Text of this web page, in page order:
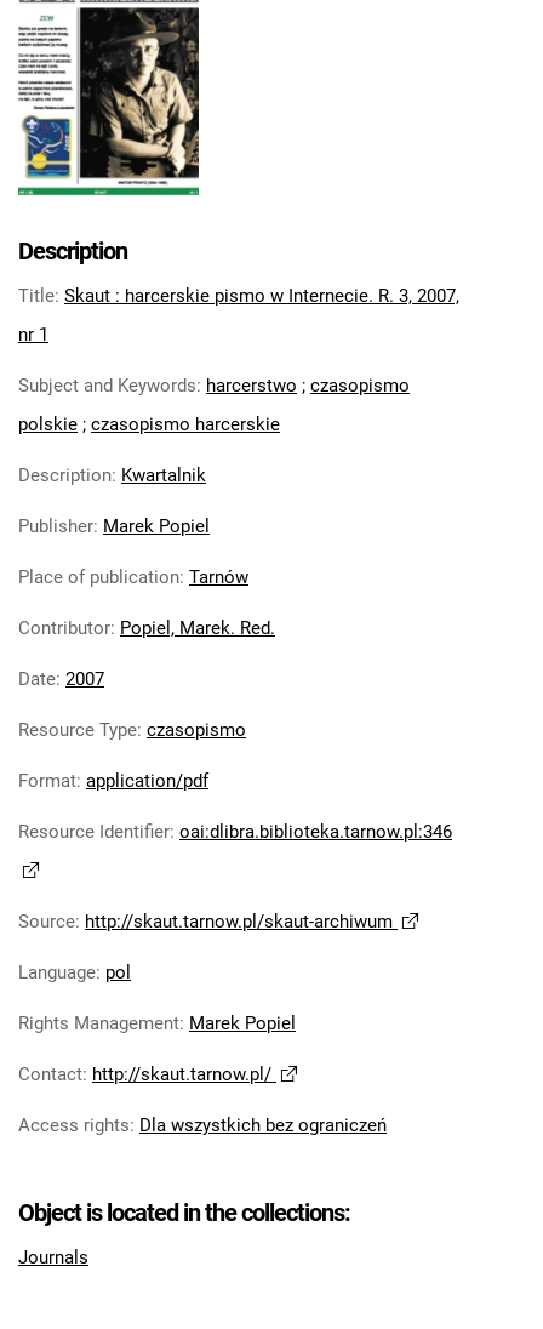
2010
Skaut : harcerskie pismo historyczne. R.
7, 2011
Skaut : harcerskie pismo historyczne. R.
8, 2012
Skaut : harcerskie pismo historyczne. R.
Skaut : harcerskie pismo historyczne. R.
Skaut : harcerskie pismo historyczne. R.
12, 2016
Skaut : harcerskie pismo historyczne.
Skaut : harcerskie pismo historyczne. R.
14, 2018
15, 2019
Skaut. 2020
Skaut. 2022
Skaut. 2024
Skaut. 2025
Description
Title: Skaut : harcerskie pismo w Internecie. R. 3, 2007,
nr 1
Subject and Keywords: harcerstwo ; czasopismo
polskie ; czasopismo harcerskie
Description: Kwartalnik
Publisher: Marek Popiel
Place of publication: Tarnów
Contributor: Popiel, Marek. Red.
Date: 2007
Resource Type: czasopismo
Format: application/pdf
Resource Identifier: oai:dlibra.biblioteka.tarnow.pl:346
Source: http://skaut.tarnow.pl/skaut-archiwum
Language: pol
Rights Management: Marek Popiel
Contact: http://skaut.tarnow.pl/
Access rights: Dla wszystkich bez ograniczeń
Object is located in the collections:
Journals